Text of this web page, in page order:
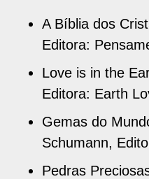
A Bíblia dos
Editora:
Love is in the
Editora: Earth
Gemas do
Schumann,
Pedras